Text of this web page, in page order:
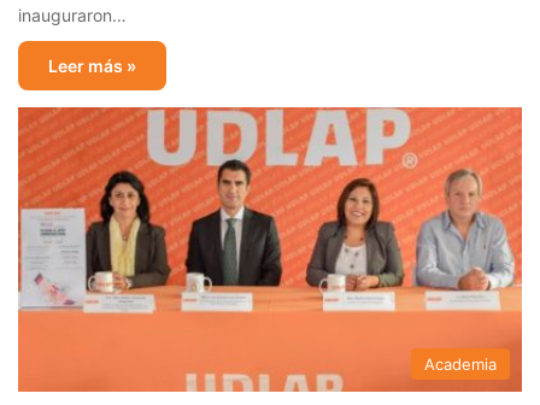
inauguraron…
Leer más »
Academia